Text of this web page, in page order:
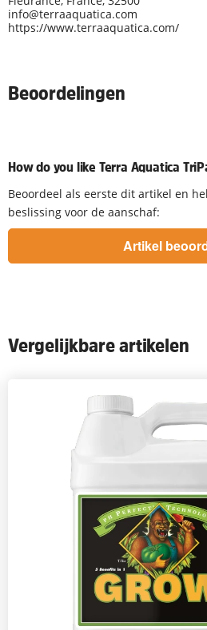
info@terraaquatica.com
https://www.terraaquatica.com/
Beoordelingen
How do you like Terra Aquatica
Beoordeel als eerste dit artikel en
beslissing voor de aanschaf:
Vergelijkbare artikelen